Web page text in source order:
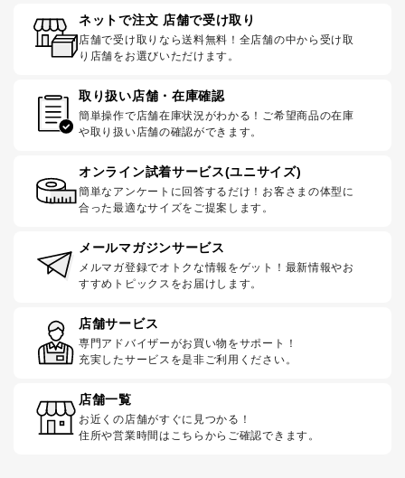
ネットで注文 店舗で受け取り
店舗で受け取りなら送料無料！全店舗の中から受け取
り店舗をお選びいただけます。
取り扱い店舗・在庫確認
簡単操作で店舗在庫状況がわかる！ご希望商品の在庫
や取り扱い店舗の確認ができます。
オンライン試着サービス(ユニサイズ)
簡単なアンケートに回答するだけ！お客さまの体型に
合った最適なサイズをご提案します。
メールマガジンサービス
メルマガ登録でオトクな情報をゲット！最新情報やお
すすめトピックスをお届けします。
店舗サービス
専門アドバイザーがお買い物をサポート！
充実したサービスを是非ご利用ください。
店舗一覧
お近くの店舗がすぐに見つかる！
住所や営業時間はこちらからご確認できます。